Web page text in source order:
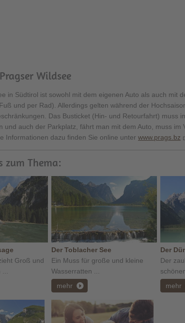
Wildsee
in Südtirol ist sowohl mit dem eigenen Auto als auch mit
und per Rad). Allerdings gelten während der
Das Busticket (Hin- und Retourfahrt) muss
und auch der Parkplatz, fährt man mit dem Auto, muss im
Informationen dazu finden Sie online unter www.prags.bz
zum Thema:
Groß und
Der Toblacher See
Ein Muss für große und kleine
Wasserratten ...
mehr
Der
Der
mehr